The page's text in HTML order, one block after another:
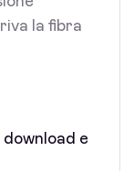
la fibra
e